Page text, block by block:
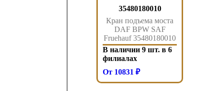
35480180010
Кран подъема моста
DAF BPW SAF
Fruehauf 35480180010
Sorl
В наличии 9 шт. в 6
филиалах
От 10831 ₽